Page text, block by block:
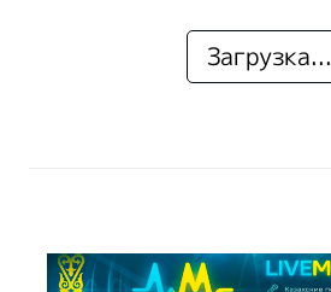
Загрузка...